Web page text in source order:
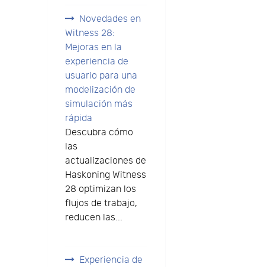
Novedades en
Witness 28:
Mejoras en la
experiencia de
usuario para una
modelización de
simulación más
rápida
Descubra cómo
las
actualizaciones de
Haskoning Witness
28 optimizan los
flujos de trabajo,
reducen las...
Experiencia de